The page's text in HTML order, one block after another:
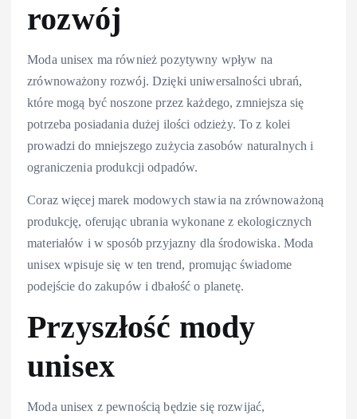
rozwój
Moda unisex ma również pozytywny wpływ na
zrównoważony rozwój. Dzięki uniwersalności ubrań,
które mogą być noszone przez każdego, zmniejsza się
potrzeba posiadania dużej ilości odzieży. To z kolei
prowadzi do mniejszego zużycia zasobów naturalnych i
ograniczenia produkcji odpadów.
Coraz więcej marek modowych stawia na zrównoważoną
produkcję, oferując ubrania wykonane z ekologicznych
materiałów i w sposób przyjazny dla środowiska. Moda
unisex wpisuje się w ten trend, promując świadome
podejście do zakupów i dbałość o planetę.
Przyszłość mody
unisex
Moda unisex z pewnością będzie się rozwijać,